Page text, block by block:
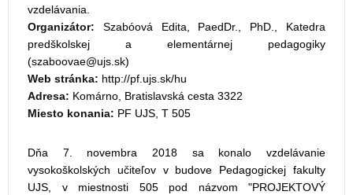
vzdelávania.
Organizátor: Szabóová Edita, PaedDr., PhD., Katedra
predškolskej a elementárnej pedagogiky
(
)
Web stránka: http://pf.ujs.sk/hu
Adresa: Komárno, Bratislavská cesta 3322
Miesto konania: PF UJS, T 505
Dňa 7. novembra 2018 sa konalo vzdelávanie
vysokoškolských učiteľov v budove Pedagogickej fakulty
UJS, v miestnosti 505 pod názvom "PROJEKTOVÝ